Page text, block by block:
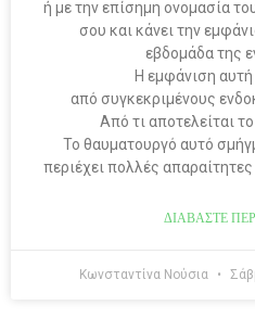
ή με την επίσημη ονομασία
σου και κάνει την
εβδομάδα της
Η εμφάνιση αυτή
από συγκεκριμένους
Από τι αποτελείται
Το θαυματουργό αυτό
περιέχει πολλές
ΔΙΑΒΆΣΤΕ
Κωνσταντίνα Νούσια